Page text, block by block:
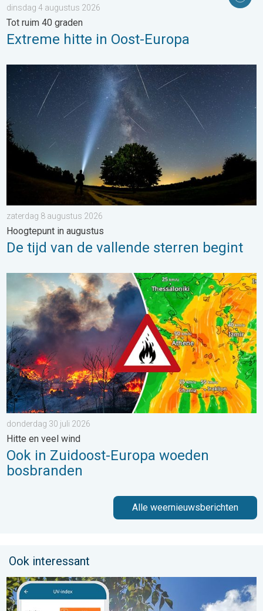
dinsdag 4 augustus 2026
Tot ruim 40 graden
Extreme hitte in Oost-Europa
De tijd van de vallende sterren begint. Hoogtepunt in
zaterdag 8 augustus 2026
Hoogtepunt in augustus
De tijd van de vallende sterren begint
Ook in Zuidoost-Europa woeden bosbranden. Hitte en veel
donderdag 30 juli 2026
Hitte en veel wind
Ook in Zuidoost-Europa woeden
bosbranden
Alle weernieuwsberichten
Ook interessant
Zonkracht blijft hoog. Ondanks aangename lucht. . . zaterdag